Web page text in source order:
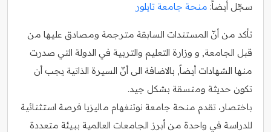
سجّل أيضاً: منحة جامعة تايلور
تأكد من أنّ المستندات السابقة مترجمة ومصادق عليها من
قبل الجامعة, و وزارة التعليم والتربية في الدولة التي صدرت
منها الشهادات أيضاً, بالاضافة الى أنّ السيرة الذاتية يجب أن
تكون حديثة ومنسقة بشكل جيد.
باختصار، تقدم منحة جامعة نوتنغهام ماليزيا فرصة استثنائية
للدراسة في واحدة من أبرز الجامعات العالمية ببيئة متعددة